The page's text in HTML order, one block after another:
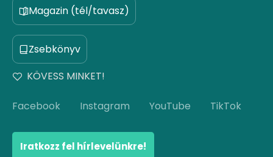
Magazin (tél/tavasz)
Zsebkönyv
KÖVESS MINKET!
Facebook Instagram YouTube TikTok
Iratkozz fel hírlevelünkre!